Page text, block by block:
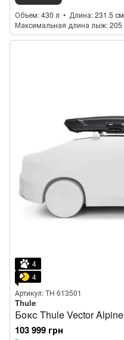
Объем 430 л Длина 231.5 см
Максимальная длина лыж 205
4
4
Артикул: TH 613501
Thule
Бокс Thule Vector
103 999 грн